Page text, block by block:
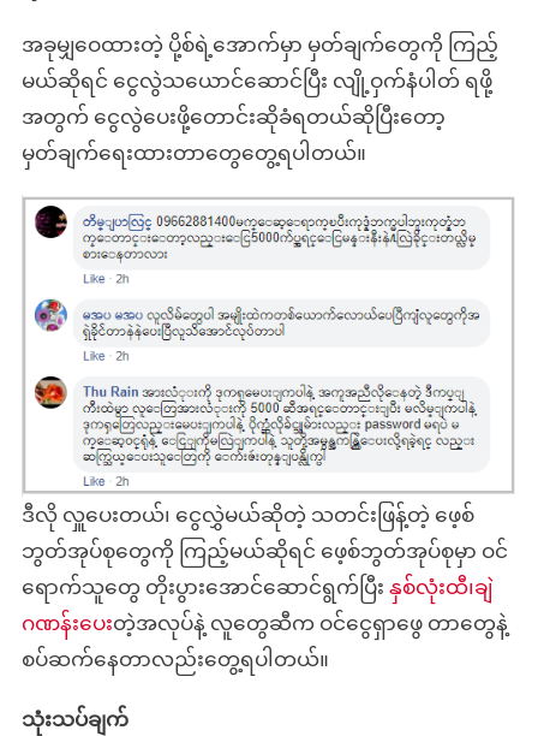
အခုမျှဝေထားတဲ့ ပို့စ်ရဲ့အောက်မှာ မှတ်ချက်တွေကို ကြည့်
မယ်ဆိုရင် ငွေလွဲသယောင်ဆောင်ပြီး လျို့ဝှက်နံပါတ် ရဖို့
အတွက် ငွေလွဲပေးဖို့တောင်းဆိုခံရတယ်ဆိုပြီးတော့
မှတ်ချက်ရေးထားတာတွေတွေ့ရပါတယ်။
ဒီလို လှူပေးတယ်၊ ငွေလွှဲမယ်ဆိုတဲ့ သတင်းဖြန့်တဲ့ ဖေ့စ်
ဘွတ်အုပ်စုတွေကို ကြည့်မယ်ဆိုရင် ဖေ့စ်ဘွတ်အုပ်စုမှာ ဝင်
ရောက်သူတွေ တိုးပွားအောင်ဆောင်ရွက်ပြီး နှစ်လုံးထီ၊ချဲ
ဂဏန်းပေးတဲ့အလုပ်နဲ့ လူတွေဆီက ဝင်ငွေရှာဖွေ တာတွေနဲ့
စပ်ဆက်နေတာလည်းတွေ့ရပါတယ်။
သုံးသပ်ချက်